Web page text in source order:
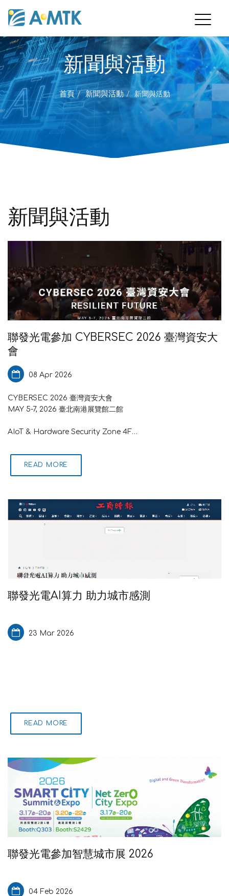
新聞與活動
首頁 新聞與活動 新聞與活動
新聞與活動
聯發光電參加 CYBERSEC 2026 臺灣資安大
會
08 Apr 2026
CYBERSEC 2026 臺灣資安大會
MAY 5-7, 2026 臺北南港展覽館二館
AIoT & Hardware Security Zone 4F
READ MORE
聯發光電AI算力 助力城市感測
23 Mar 2026
READ MORE
聯發光電參加智慧城市展 2026
04 Feb 2026